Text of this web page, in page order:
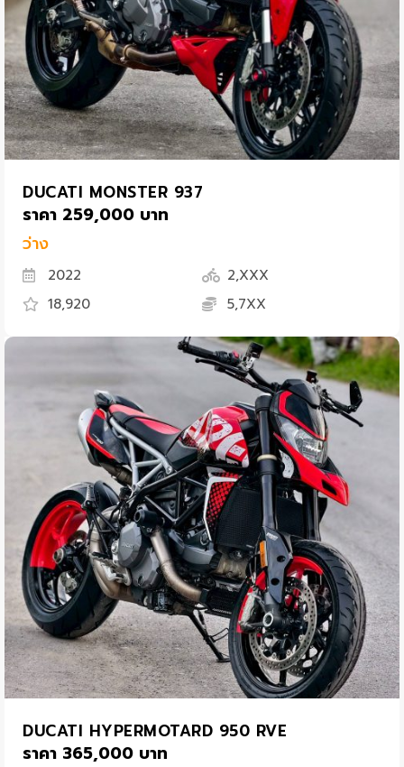
DUCATI MONSTER 937
ราคา 259,000 บาท
ว่าง
2022
2,XXX
18,920
5,7XX
DUCATI HYPERMOTARD 950 RVE
ราคา 365,000 บาท